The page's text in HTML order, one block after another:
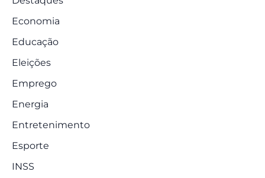
Economia
Educação
Eleições
Emprego
Energia
Entretenimento
Esporte
INSS